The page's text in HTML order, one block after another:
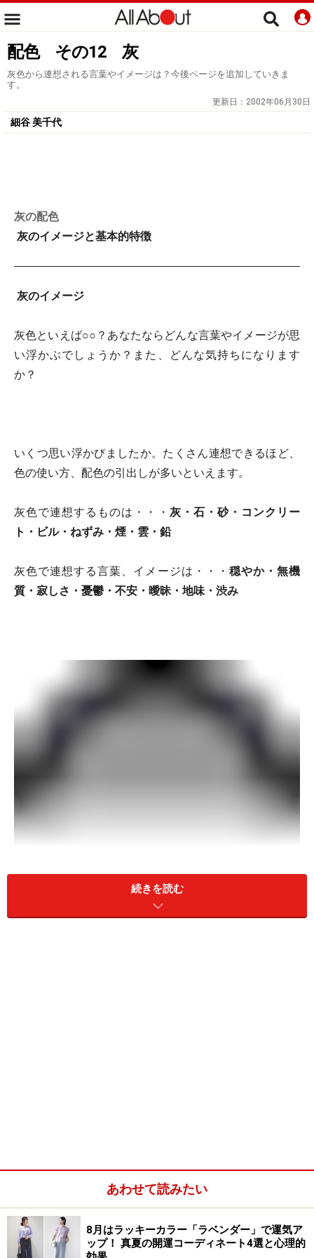
配色 その12 灰
灰色から連想される言葉やイメージは？今後ページを追加していきま
す。
更新日： 2002年06月30日
細谷 美千代
灰の配色
灰のイメージと基本的特徴
灰のイメージ
灰色といえば○○？あなたならどんな言葉やイメージが思
い浮かぶでしょうか？また、どんな気持ちになります
か？
いくつ思い浮かびましたか。たくさん連想できるほど、
色の使い方、配色の引出しが多いといえます。
灰色で連想するものは・・・ 灰・石・砂・コンクリー
ト・ビル・ねずみ・煙・雲・鉛
灰色で連想する言葉、イメージは・・・ 穏やか・無機
質・寂しさ・憂鬱・不安・曖昧・地味・渋み
やる気や活動力が求められる場面では、おとなしく覇気
続きを読む
あわせて読みたい
8月はラッキーカラー「ラベンダー」で運気ア
ップ！ 真夏の開運コーディネート4選と心理的